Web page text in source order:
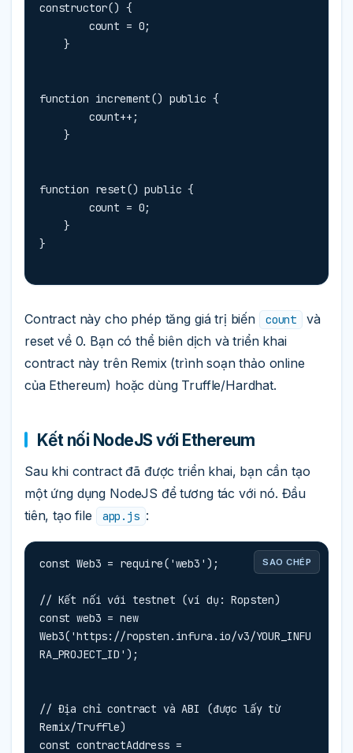
constructor() {
    }
function increment() public {
    }
function reset() public {
    }
}
Contract này cho phép tăng giá trị biến count
và
reset về 0. Bạn có thể biên dịch và triển khai
contract này trên Remix (trình soạn thảo online
của Ethereum) hoặc dùng Truffle/Hardhat.
Kết nối NodeJS với Ethereum
Sau khi contract đã được triển khai, bạn cần tạo
một ứng dụng NodeJS để tương tác với nó. Đầu
tiên, tạo file
app.js :
SAO CHÉP
const Web3 = require('web3');
// Kết nối với testnet (ví dụ: Ropsten)
const web3 = new
Web3('https://ropsten.infura.io/v3/YOUR_INFU
RA_PROJECT_ID');
// Địa chỉ contract và ABI (được lấy từ
Remix/Truffle)
const contractAddress =